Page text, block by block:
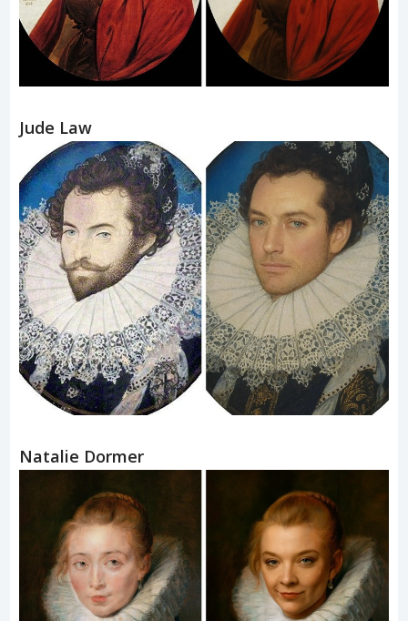
Jude Law
Natalie Dormer